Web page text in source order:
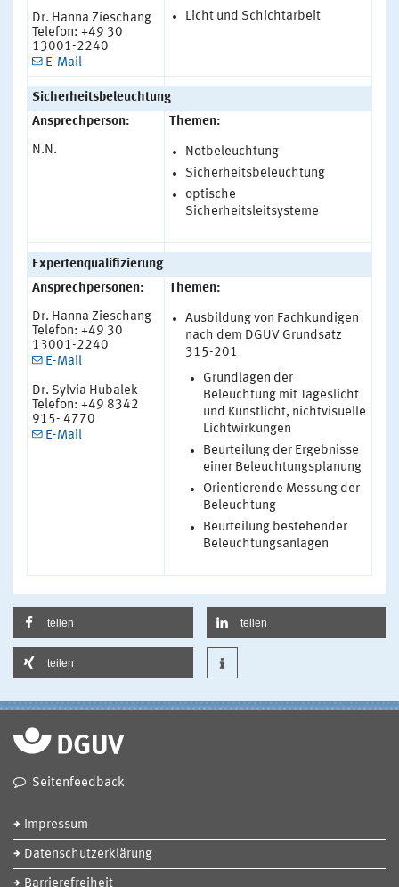
Dr. Hanna Zieschang
Telefon: +49 30
13001-2240
E-Mail
Licht und Schichtarbeit
Sicherheitsbeleuchtung
Ansprechperson:
N.N.
Themen:
Notbeleuchtung
Sicherheitsbeleuchtung
optische
Sicherheitsleitsysteme
Expertenqualifizierung
Ansprechpersonen:
Dr. Hanna Zieschang
Telefon: +49 30
13001-2240
E-Mail
Dr. Sylvia Hubalek
Telefon: +49 8342
915- 4770
E-Mail
Themen:
Ausbildung von Fachkundigen
nach dem DGUV Grundsatz
315-201
Grundlagen der
Beleuchtung mit Tageslicht
und Kunstlicht, nichtvisuelle
Lichtwirkungen
Beurteilung der Ergebnisse
einer Beleuchtungsplanung
Orientierende Messung der
Beleuchtung
Beurteilung bestehender
Beleuchtungsanlagen
teilen teilen
teilen
Seitenfeedback
Impressum
Datenschutzerklärung
Barrierefreiheit